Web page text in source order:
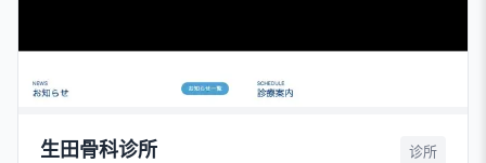
生田骨科诊所 诊所